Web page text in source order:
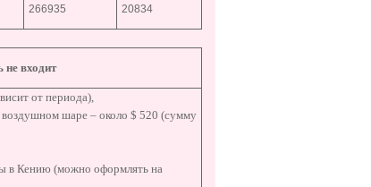
266935 20834
не входит
от периода),
шаре – около $ 520 (сумму
в Кению (можно оформлять на